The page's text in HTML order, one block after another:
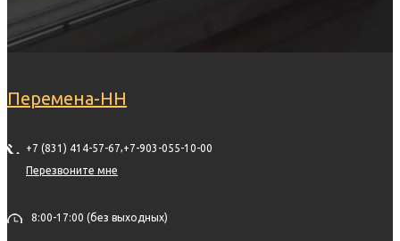
Перемена-НН
+7 (831) 414-57-67,+7-903-055-10-00
Перезвоните мне
8:00-17:00 (без выходных)